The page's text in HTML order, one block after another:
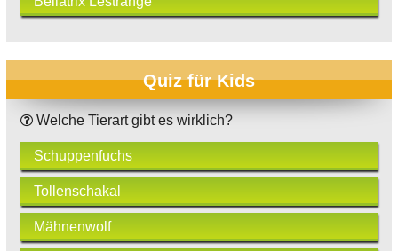
Quiz für Kids
Welche Tierart gibt es wirklich?
Schuppenfuchs
Tollenschakal
Mähnenwolf